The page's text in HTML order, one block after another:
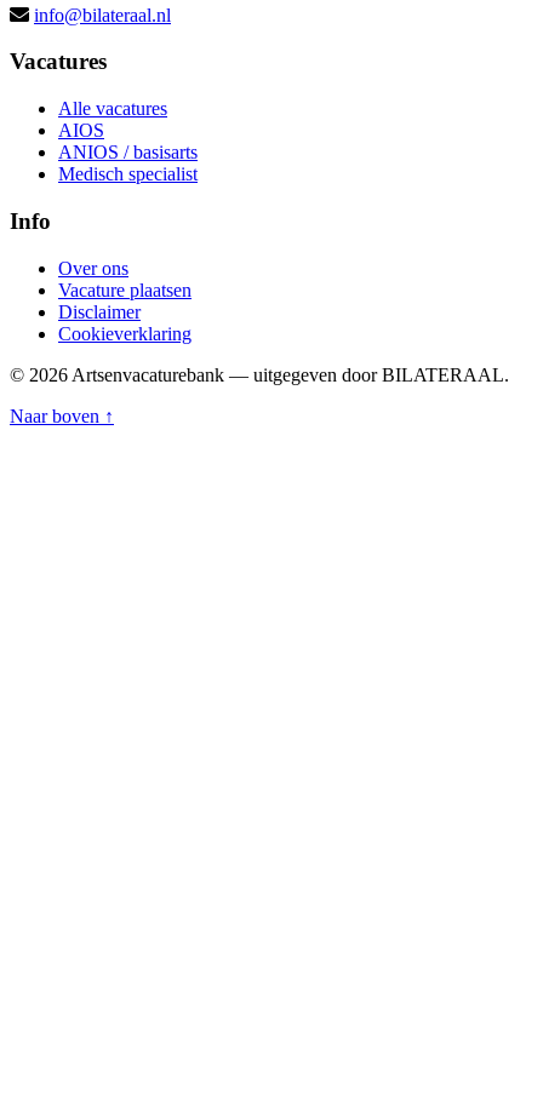
info@bilateraal.nl
Vacatures
Alle vacatures
AIOS
ANIOS / basisarts
Medisch specialist
Info
Over ons
Vacature plaatsen
Disclaimer
Cookieverklaring
© 2026 Artsenvacaturebank — uitgegeven door BILATERAAL.
Naar boven ↑